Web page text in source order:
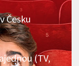
Česku
(TV,